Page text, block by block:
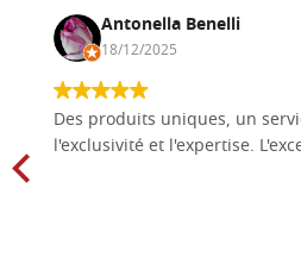
Antonella Benelli
18/12/2025
Des produits uniques, un
l'exclusivité et l'expertise.